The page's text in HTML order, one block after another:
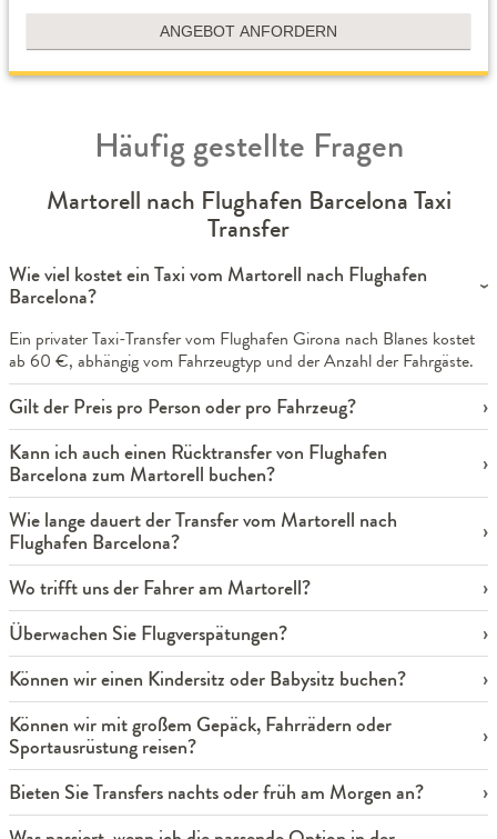
ANGEBOT ANFORDERN
Häufig gestellte Fragen
Martorell nach Flughafen Barcelona Taxi
Transfer
Wie viel kostet ein Taxi vom Martorell nach Flughafen
Barcelona?
Ein privater Taxi-Transfer vom Flughafen Girona nach Blanes kostet
ab 60 €, abhängig vom Fahrzeugtyp und der Anzahl der Fahrgäste.
Gilt der Preis pro Person oder pro Fahrzeug?
Kann ich auch einen Rücktransfer von Flughafen
Barcelona zum Martorell buchen?
Wie lange dauert der Transfer vom Martorell nach
Flughafen Barcelona?
Wo trifft uns der Fahrer am Martorell?
Überwachen Sie Flugverspätungen?
Können wir einen Kindersitz oder Babysitz buchen?
Können wir mit großem Gepäck, Fahrrädern oder
Sportausrüstung reisen?
Bieten Sie Transfers nachts oder früh am Morgen an?